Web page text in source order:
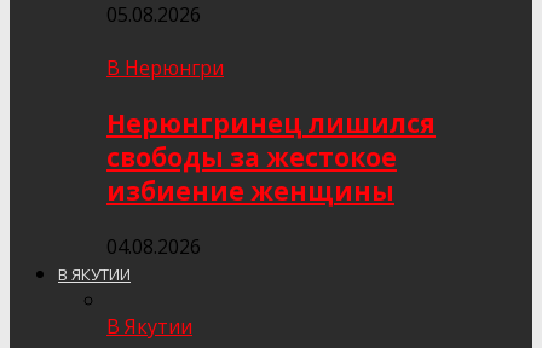
05.08.2026
В Нерюнгри
Нерюнгринец лишился
свободы за жестокое
избиение женщины
04.08.2026
В ЯКУТИИ
В Якутии